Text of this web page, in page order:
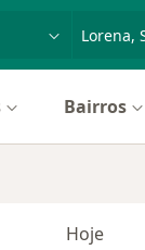
Bairros
Hoje